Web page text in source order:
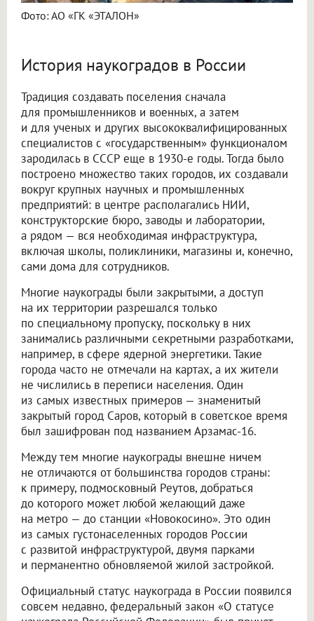
Фото: АО «ГК «ЭТАЛОН»
История наукоградов в России
Традиция создавать поселения сначала
для промышленников и военных, а затем
и для ученых и других высококвалифицированных
специалистов с «государственным» функционалом
зародилась в СССР еще в 1930-е годы. Тогда было
построено множество таких городов, их создавали
вокруг крупных научных и промышленных
предприятий: в центре располагались НИИ,
конструкторские бюро, заводы и лаборатории,
а рядом — вся необходимая инфраструктура,
включая школы, поликлиники, магазины и, конечно,
сами дома для сотрудников.
Многие наукограды были закрытыми, а доступ
на их территории разрешался только
по специальному пропуску, поскольку в них
занимались различными секретными разработками,
например, в сфере ядерной энергетики. Такие
города часто не отмечали на картах, а их жители
не числились в переписи населения. Один
из самых известных примеров — знаменитый
закрытый город Саров, который в советское время
был зашифрован под названием Арзамас-16.
Между тем многие наукограды внешне ничем
не отличаются от большинства городов страны:
к примеру, подмосковный Реутов, добраться
до которого может любой желающий даже
на метро — до станции «Новокосино». Это один
из самых густонаселенных городов России
с развитой инфраструктурой, двумя парками
и перманентно обновляемой жилой застройкой.
Официальный статус наукограда в России появился
совсем недавно, федеральный закон «О статусе